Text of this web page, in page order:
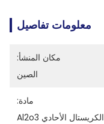
معلومات تفاصيل
مكان المنشأ:
الصين
مادة:
الكريستال الأحادي Al2o3